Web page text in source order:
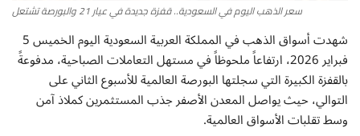
من نحن
سياسة الخصوصية
البنود والشروط
سعر الذهب اليوم في السعودية.. قفزة جديدة في عيار 21 والبورصة تشتعل
شهدت أسواق الذهب في المملكة العربية السعودية اليوم الخميس 5
فبراير 2026، ارتفاعاً ملحوظاً في مستهل التعاملات الصباحية، مدفوعةً
بالقفزة الكبيرة التي سجلتها البورصة العالمية للأسبوع الثاني على
التوالي، حيث يواصل المعدن الأصفر جذب المستثمرين كملاذ آمن
وسط تقلبات الأسواق العالمية.